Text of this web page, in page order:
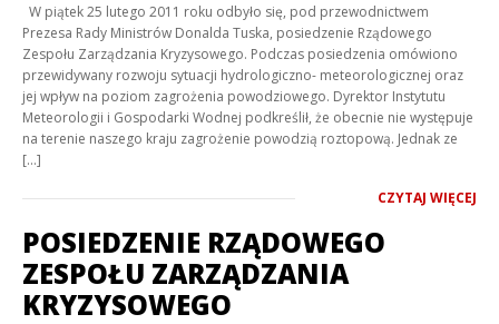
W piątek 25 lutego 2011 roku odbyło się, pod przewodnictwem
Prezesa Rady Ministrów Donalda Tuska, posiedzenie Rządowego
Zespołu Zarządzania Kryzysowego. Podczas posiedzenia omówiono
przewidywany rozwoju sytuacji hydrologiczno- meteorologicznej oraz
jej wpływ na poziom zagrożenia powodziowego. Dyrektor Instytutu
Meteorologii i Gospodarki Wodnej podkreślił, że obecnie nie występuje
na terenie naszego kraju zagrożenie powodzią roztopową. Jednak ze
[…]
CZYTAJ WIĘCEJ
POSIEDZENIE RZĄDOWEGO
ZESPOŁU ZARZĄDZANIA
KRYZYSOWEGO